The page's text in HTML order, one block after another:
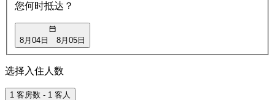
您何时抵达？
8月04日 8月05日
选择入住人数
1 客房数 - 1 客人